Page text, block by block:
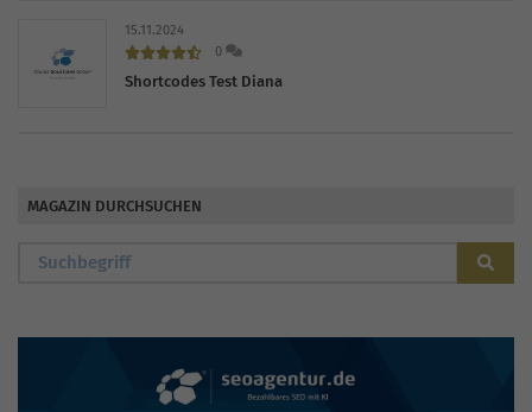
15.11.2024
0
Shortcodes Test Diana
MAGAZIN DURCHSUCHEN